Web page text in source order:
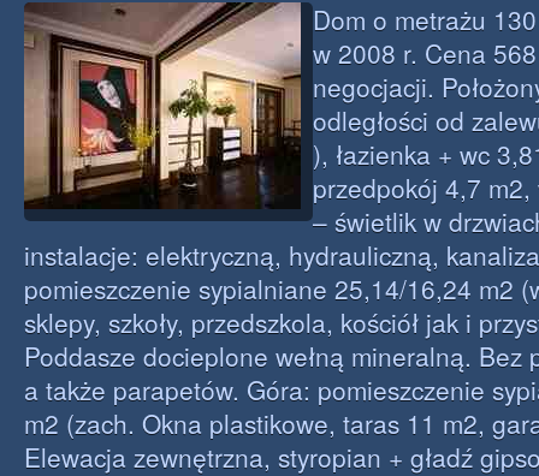
Dom o metrażu
w 2008 r. Cena
negocjacji.
odległości od
), łazienka + wc
przedpokój 4,7 m2,
– świetlik w
instalacje: elektryczną, hydrauliczną,
pomieszczenie sypialniane 25,14/16,24 m2
sklepy, szkoły, przedszkola, kościół jak i
Poddasze docieplone wełną mineralną. Bez
a także parapetów. Góra: pomieszczenie
m2 (zach. Okna plastikowe, taras 11 m2,
Elewacja zewnętrzna, styropian + gładź